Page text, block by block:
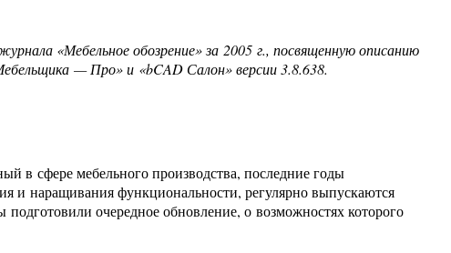
«Мебельное обозрение» за 2005 г., посвященную описанию
— Про» и «bCAD Салон» версии 3.8.638.
в сфере мебельного производства, последние годы
и наращивания функциональности, регулярно выпускаются
очередное обновление, о возможностях которого